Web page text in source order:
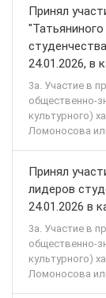
Принял
24.01.2026, в
3а. Участие в
общественно-
культурного)
Ломоносова
Принял
лидеров
24.01.2026 в
3а. Участие в
общественно-
культурного)
Ломоносова